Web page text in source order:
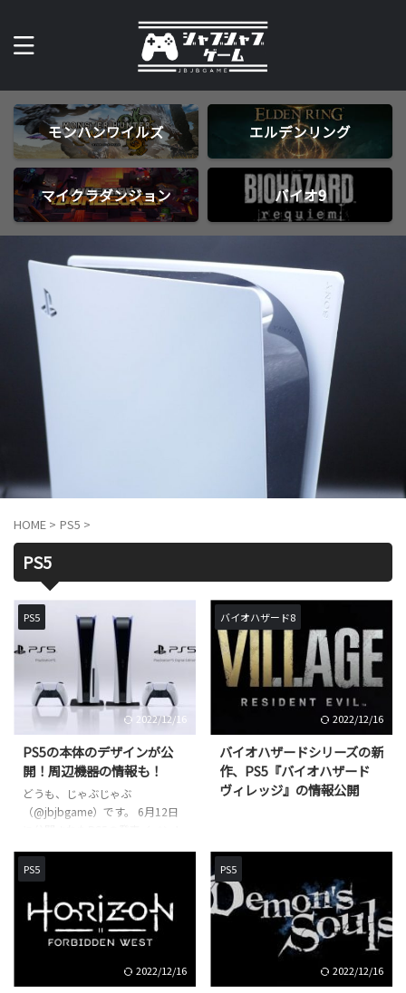
モンハンワイルズ エルデンリング
マイクラダンジョン バイオ9
HOME > PS5 >
PS5
PS5
2022/12/16
PS5の本体のデザインが公
開！周辺機器の情報も！
どうも、じゃぶじゃぶ
（@jbjbgame）です。 6月12日
されました。 日本時間6月12日
(金) 午前5時スタート：
PlayStation®5が実現する未来の
ゲーム体験 日本時間6月5日(金)午
前5時より、PlayStation®5が実現
映像イベントを放送します。ぜひ
バイオハザード8
2022/12/16
バイオハザードシリーズの新
作、PS5『バイオハザード
ヴィレッジ』の情報公開
PS5
2022/12/16
PS5
2022/12/16